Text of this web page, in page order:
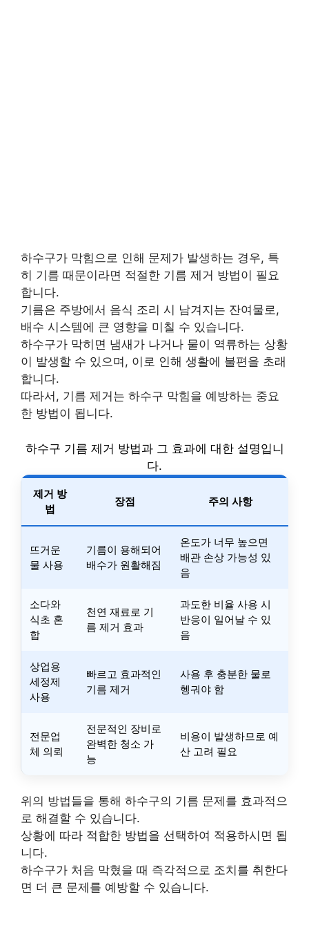
하수구가 막힘으로 인해 문제가 발생하는 경우, 특
히 기름 때문이라면 적절한 기름 제거 방법이 필요
합니다.
기름은 주방에서 음식 조리 시 남겨지는 잔여물로,
배수 시스템에 큰 영향을 미칠 수 있습니다.
하수구가 막히면 냄새가 나거나 물이 역류하는 상황
이 발생할 수 있으며, 이로 인해 생활에 불편을 초래
합니다.
따라서, 기름 제거는 하수구 막힘을 예방하는 중요
한 방법이 됩니다.
하수구 기름 제거 방법과 그 효과에 대한 설명입니
다.
제거 방
법
장점 주의 사항
뜨거운
물 사용
기름이 용해되어
배수가 원활해짐
온도가 너무 높으면
배관 손상 가능성 있
음
소다와
식초 혼
합
천연 재료로 기
름 제거 효과
과도한 비율 사용 시
반응이 일어날 수 있
음
상업용
세정제
사용
빠르고 효과적인
기름 제거
사용 후 충분한 물로
헹궈야 함
전문업
체 의뢰
전문적인 장비로
완벽한 청소 가
능
비용이 발생하므로 예
산 고려 필요
위의 방법들을 통해 하수구의 기름 문제를 효과적으
로 해결할 수 있습니다.
상황에 따라 적합한 방법을 선택하여 적용하시면 됩
니다.
하수구가 처음 막혔을 때 즉각적으로 조치를 취한다
면 더 큰 문제를 예방할 수 있습니다.